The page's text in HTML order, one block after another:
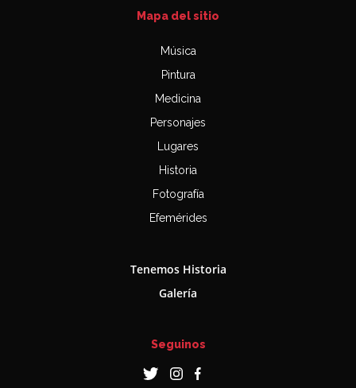
Mapa del sitio
Música
Pintura
Medicina
Personajes
Lugares
Historia
Fotografía
Efemérides
Tenemos Historia
Galería
Seguinos